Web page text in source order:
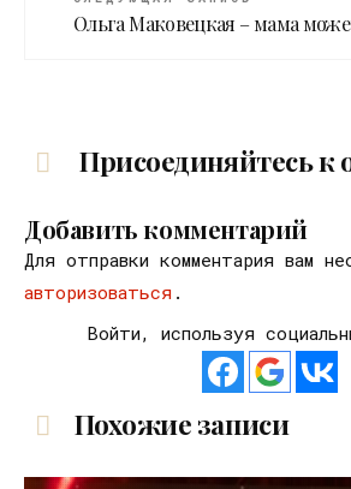
Ольга Маковецкая – мама
Присоединяйтесь к
Добавить комментарий
Для отправки комментария вам
авторизоваться .
Войти, используя
Похожие записи